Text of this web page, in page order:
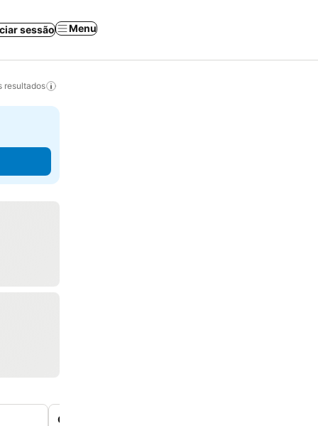
sessão Menu
resultados
Cozinha compartilhada bem equipada